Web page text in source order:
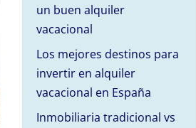
un buen alquiler
vacacional
Los mejores destinos para
invertir en alquiler
vacacional en España
Inmobiliaria tradicional vs